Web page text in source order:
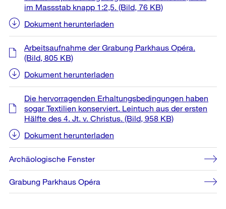
im Massstab knapp 1:2,5. (Bild, 76 KB)
Dokument herunterladen
Arbeitsaufnahme der Grabung Parkhaus Opéra.
(Bild, 805 KB)
Dokument herunterladen
Die hervorragenden Erhaltungsbedingungen haben
sogar Textilien konserviert. Leintuch aus der ersten
Hälfte des 4. Jt. v. Christus. (Bild, 958 KB)
Dokument herunterladen
Archäologische Fenster
Grabung Parkhaus Opéra